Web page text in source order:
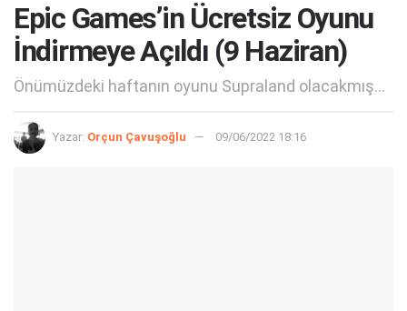
Epic Games’in Ücretsiz Oyunu
İndirmeye Açıldı (9 Haziran)
Önümüzdeki haftanın oyunu Supraland olacakmış...
Yazar: Orçun Çavuşoğlu 09/06/2022 18:16